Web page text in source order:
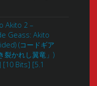
Akito 2 –
Geass: Akito
(コードギア
裂かれし翼竜」)
[10 Bits] [5.1